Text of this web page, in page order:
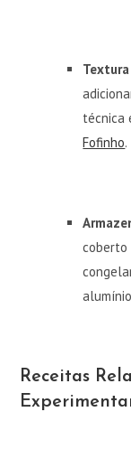
técnica
Fofinho.
coberto
Receitas